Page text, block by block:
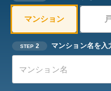
マンション
STEP 2 マンション名を入